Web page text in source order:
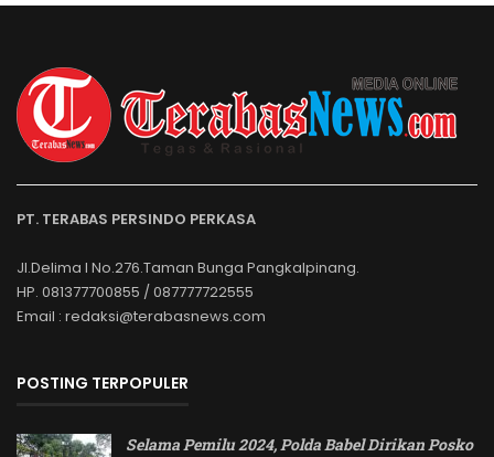
PT. TERABAS PERSINDO PERKASA
Jl.Delima I No.276.Taman Bunga Pangkalpinang.
HP. 081377700855 / 087777722555
Email : redaksi@terabasnews.com
POSTING TERPOPULER
Selama Pemilu 2024, Polda Babel Dirikan Posko